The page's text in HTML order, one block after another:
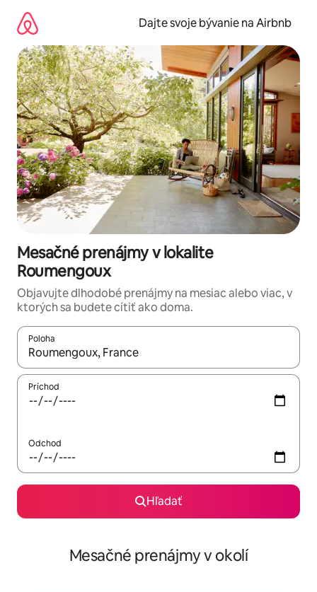
obsah.
Dajte svoje bývanie na Airbnb
Mesačné prenájmy v lokalite
Roumengoux
Objavujte dlhodobé prenájmy na mesiac alebo viac, v
ktorých sa budete cítiť ako doma.
Poloha
Keď budú výsledky k dispozícii, môžete si ich prechádzať
Príchod
Odchod
Hľadať
Mesačné prenájmy v okolí